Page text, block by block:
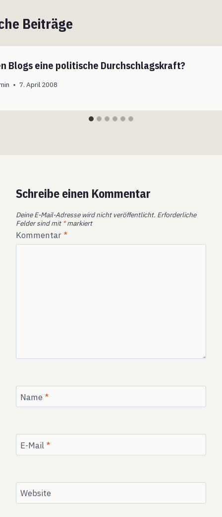
Beiträge
Blogs eine politische Durchschlagskraft?
7. April 2008
Schreibe einen Kommentar
Deine E-Mail-Adresse wird nicht veröffentlicht. Erforderliche
Felder sind mit *markiert
Kommentar *
Name *
E-Mail *
Website